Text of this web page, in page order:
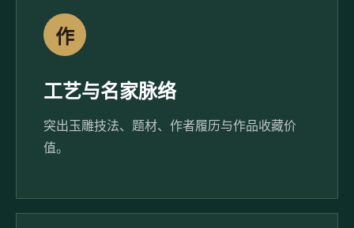
作
工艺与名家脉络
突出玉雕技法、题材、作者履历与作品收藏价
值。